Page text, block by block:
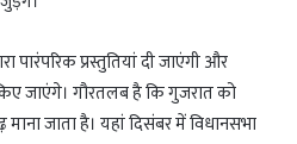
पारंपरिक प्रस्तुतियां दी जाएंगी और
जाएंगे। गौरतलब है कि गुजरात को
माना जाता है। यहां दिसंबर में विधानसभा